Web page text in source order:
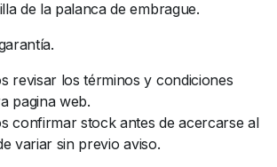
de la palanca de embrague.
revisar los términos y condiciones
pagina web.
confirmar stock antes de acercarse al
variar sin previo aviso.